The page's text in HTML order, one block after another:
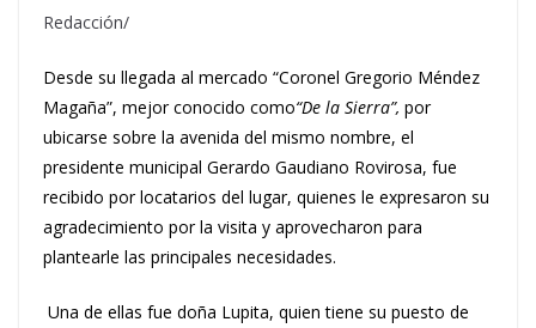
Redacción/
Desde su llegada al mercado “Coronel Gregorio Méndez
Magaña”, mejor conocido como“De la Sierra”, por
ubicarse sobre la avenida del mismo nombre, el
presidente municipal Gerardo Gaudiano Rovirosa, fue
recibido por locatarios del lugar, quienes le expresaron su
agradecimiento por la visita y aprovecharon para
plantearle las principales necesidades.
Una de ellas fue doña Lupita, quien tiene su puesto de